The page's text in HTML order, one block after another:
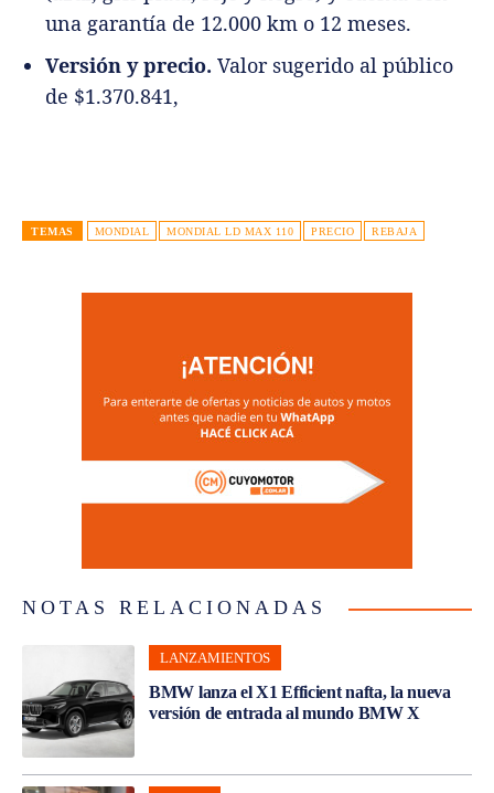
una garantía de 12.000 km o 12 meses.
Versión y precio. Valor sugerido al público
de $1.370.841,
TEMAS MONDIAL MONDIAL LD MAX 110 PRECIO REBAJA
NOTAS RELACIONADAS
LANZAMIENTOS
BMW lanza el X1 Efficient nafta, la nueva
versión de entrada al mundo BMW X